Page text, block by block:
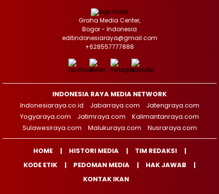
Graha Media Center,
Bogor - Indonesia
editindonesiaraya@gmail.com
+628557777888
INDONESIA RAYA MEDIA NETWORK
Indonesiaraya.co.id
Jabarraya.com
Jatengraya.com
Yogyaraya.com
Jatimraya.com
Kalimantanraya.com
Sulawesiraya.com
Malukuraya.com Nusraraya.com
HOME HISTORI MEDIA
TIM REDAKSI
KODE ETIK
PEDOMAN MEDIA
HAK JAWAB
KONTAK IKAN